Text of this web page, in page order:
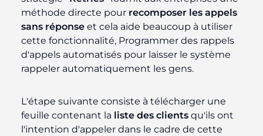
méthode directe pour recomposer les appels
sans réponse et cela aide beaucoup à utiliser
cette fonctionnalité, Programmer des rappels
d'appels automatisés pour laisser le système
rappeler automatiquement les gens.
L'étape suivante consiste à télécharger une
feuille contenant la liste des clients qu'ils ont
l'intention d'appeler dans le cadre de cette